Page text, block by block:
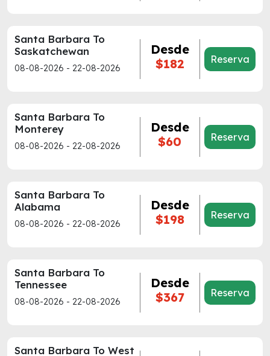
Santa Barbara To
Saskatchewan
08-08-2026 - 22-08-2026
Desde
$182
Reserva
Santa Barbara To
Monterey
08-08-2026 - 22-08-2026
Desde
$60
Reserva
Santa Barbara To
Alabama
08-08-2026 - 22-08-2026
Desde
$198
Reserva
Santa Barbara To
Tennessee
08-08-2026 - 22-08-2026
Desde
$367
Reserva
Santa Barbara To West